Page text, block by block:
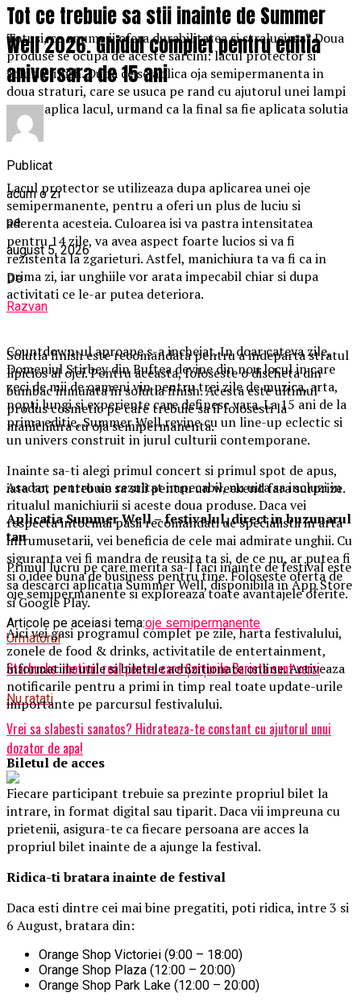
Totusi, ce anume ii ofera durabilitatea si stralucirea? Doua
produse se ocupa de aceste sarcini: lacul protector si
solutia finish. Dupa ce se aplica oja semipermanenta in
doua straturi, care se usuca pe rand cu ajutorul unei lampi
UV, se aplica lacul, urmand ca la final sa fie aplicata solutia
finish.
Lacul protector se utilizeaza dupa aplicarea unei oje
semipermanente, pentru a oferi un plus de luciu si
aderenta acesteia. Culoarea isi va pastra intensitatea
pentru 14 zile, va avea aspect foarte lucios si va fi
rezistenta la zgarieturi. Astfel, manichiura ta va fi ca in
prima zi, iar unghiile vor arata impecabil chiar si dupa
activitati ce le-ar putea deteriora.
Solutia finish este recomandata pentru a indeparta stratul
lipicios al ojei. Pentru aceasta, foloseste o discheta din
bumbac inmuiata in solutia finish. Acesta este ultimul
produs cosmetic pe care trebuie sa il folosesti la
manichiura cu oja semipermanenta.
Asadar, pentru un rezultat impecabil, nu uita sa incluzi in
ritualul manichiurii si aceste doua produse. Daca vei
respecta intocmai pasii recomandati de specialistii in arta
infrumusetarii, vei beneficia de cele mai admirate unghii. Cu
siguranta vei fi mandra de reusita ta si, de ce nu, ar putea fi
si o idee buna de business pentru tine. Foloseste oferta de
oje semipermanente si exploreaza toate avantajele oferite.
Articole pe aceiasi tema:oje semipermanente
Urmatorul
Starbucks: motivul real pentru care Șorțurile Barista sunt verzi
Nu ratati
Vrei sa slabesti sanatos? Hidrateaza-te constant cu ajutorul unui
dozator de apa!
Tot ce trebuie sa stii inainte de Summer
Well 2026. Ghidul complet pentru editia
aniversara de 15 ani
Publicat
acum o zi
pe
august 5, 2026
De
Razvan
Countdown-ul aproape s-a incheiat. In doar cateva zile,
Domeniul Stirbey din Buftea devine din nou locul in care
zeci de mii de oameni vin pentru trei zile de muzica, arta,
nopti lungi si experiente care definesc vara. La 15 ani de la
prima editie, Summer Well revine cu un line-up eclectic si
un univers construit in jurul culturii contemporane.
Inainte sa-ti alegi primul concert si primul spot de apus,
iata tot ce trebuie sa stii pentru un weekend fara surprize.
Aplicatia Summer Well– festivalul, direct in buzunarul
tau
Primul lucru pe care merita sa-l faci inainte de festival este
sa descarci aplicatia Summer Well, disponibila in App Store
si Google Play.
Aici vei gasi programul complet pe zile, harta festivalului,
zonele de food & drinks, activitatile de entertainment,
informatiile utile si biletele achizitionate online. Activeaza
notificarile pentru a primi in timp real toate update-urile
importante pe parcursul festivalului.
Biletul de acces
Fiecare participant trebuie sa prezinte propriul bilet la
intrare, in format digital sau tiparit. Daca vii impreuna cu
prietenii, asigura-te ca fiecare persoana are acces la
propriul bilet inainte de a ajunge la festival.
Ridica-ti bratarainainte de festival
Daca esti dintre cei mai bine pregatiti, poti ridica, intre 3 si
6 August, bratara din:
Orange Shop Victoriei (9:00 – 18:00)
Orange Shop Plaza (12:00 – 20:00)
Orange Shop Park Lake (12:00 – 20:00)